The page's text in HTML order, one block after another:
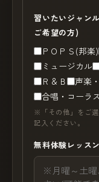
習いたいジャン
ご希望の方)
ＰＯＰＳ(邦楽)
ミュージカル
Ｒ＆Ｂ
声楽
合唱・コーラス
※「その他」をご
記入ください。
無料体験レッス